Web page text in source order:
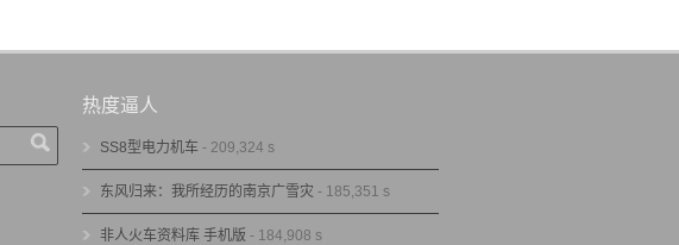
热度逼人
SS8型电力机车 - 209,324 s
东风归来：我所经历的南京广雪灾 - 185,351 s
非人火车资料库 手机版 - 184,908 s